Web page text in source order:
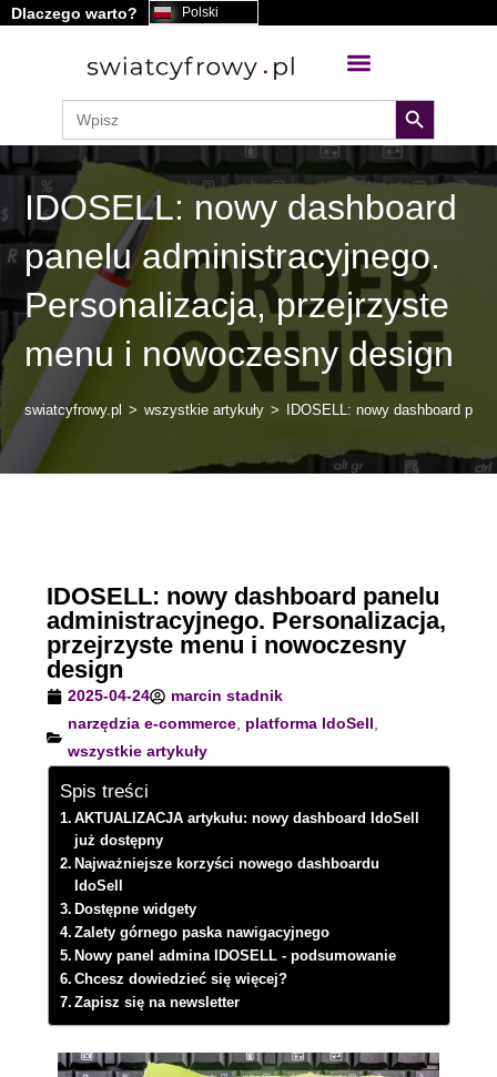
treści
Dlaczego warto? Polski
Search
for:
search button
IDOSELL: nowy dashboard
panelu administracyjnego.
Personalizacja, przejrzyste
menu i nowoczesny design
swiatcyfrowy.pl > wszystkie artykuły > IDOSELL: nowy dashboard
IDOSELL: nowy dashboard panelu
administracyjnego. Personalizacja,
przejrzyste menu i nowoczesny
design
2025-04-24
marcin stadnik
narzędzia e-commerce platforma IdoSell
wszystkie artykuły
Spis treści
AKTUALIZACJA artykułu: nowy dashboard IdoSell
już dostępny
Najważniejsze korzyści nowego dashboardu
IdoSell
Dostępne widgety
Zalety górnego paska nawigacyjnego
Nowy panel admina IDOSELL - podsumowanie
Chcesz dowiedzieć się więcej?
Zapisz się na newsletter